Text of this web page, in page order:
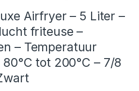
Airfryer – 5 Liter –
friteuse –
– Temperatuur
tot 200°C – 7/8